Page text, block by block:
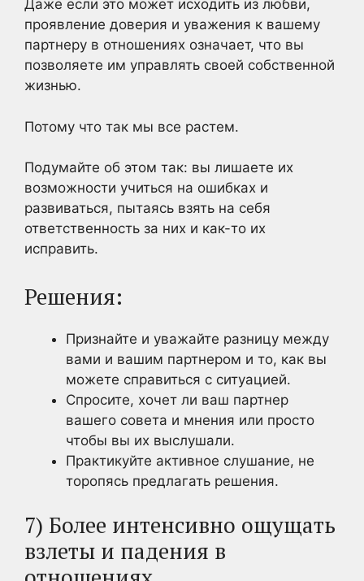
Даже если это может исходить из любви,
проявление доверия и уважения к вашему
партнеру в отношениях означает, что вы
позволяете им управлять своей собственной
жизнью.
Потому что так мы все растем.
Подумайте об этом так: вы лишаете их
возможности учиться на ошибках и
развиваться, пытаясь взять на себя
ответственность за них и как-то их
исправить.
Решения:
Признайте и уважайте разницу между
вами и вашим партнером и то, как вы
можете справиться с ситуацией.
Спросите, хочет ли ваш партнер
вашего совета и мнения или просто
чтобы вы их выслушали.
Практикуйте активное слушание, не
торопясь предлагать решения.
7) Более интенсивно ощущать
взлеты и падения в